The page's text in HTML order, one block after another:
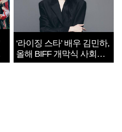
‘라이징 스타’ 배우 김민하,
올해 BIFF 개막식 사회자
확정